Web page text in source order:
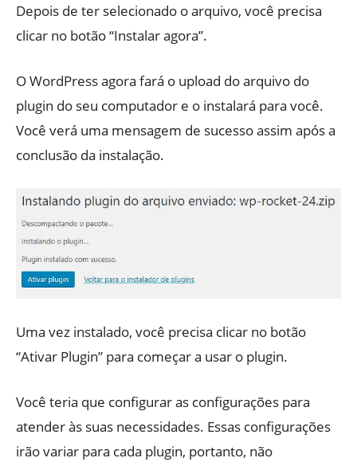
Depois de ter selecionado o arquivo, você precisa
clicar no botão “Instalar agora”.
O WordPress agora fará o upload do arquivo do
plugin do seu computador e o instalará para você.
Você verá uma mensagem de sucesso assim após a
conclusão da instalação.
Uma vez instalado, você precisa clicar no botão
“Ativar Plugin” para começar a usar o plugin.
Você teria que configurar as configurações para
atender às suas necessidades. Essas configurações
irão variar para cada plugin, portanto, não